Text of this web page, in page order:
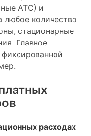
АТС) и
любое количество
стационарные
Главное
расходах